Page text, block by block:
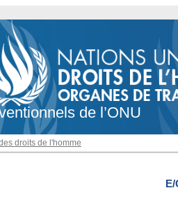
de l’ONU
droits de l'homme
E/